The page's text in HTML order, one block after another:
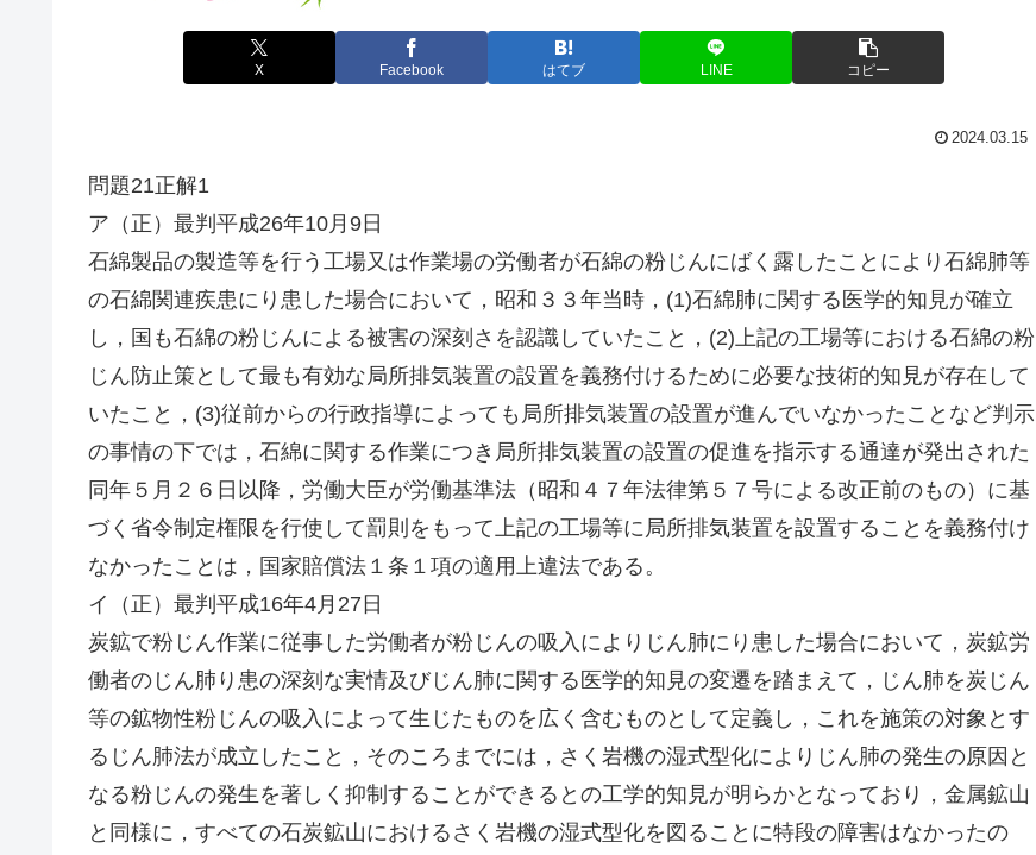
X Facebook はてブ LINE コピー
2024.03.15
問題21正解1
ア（正）最判平成26年10月9日
石綿製品の製造等を行う工場又は作業場の労働者が石綿の粉じんにばく露したことにより石綿肺等
の石綿関連疾患にり患した場合において，昭和３３年当時，(1)石綿肺に関する医学的知見が確立
し，国も石綿の粉じんによる被害の深刻さを認識していたこと，(2)上記の工場等における石綿の粉
じん防止策として最も有効な局所排気装置の設置を義務付けるために必要な技術的知見が存在して
いたこと，(3)従前からの行政指導によっても局所排気装置の設置が進んでいなかったことなど判示
の事情の下では，石綿に関する作業につき局所排気装置の設置の促進を指示する通達が発出された
同年５月２６日以降，労働大臣が労働基準法（昭和４７年法律第５７号による改正前のもの）に基
づく省令制定権限を行使して罰則をもって上記の工場等に局所排気装置を設置することを義務付け
なかったことは，国家賠償法１条１項の適用上違法である。
イ（正）最判平成16年4月27日
炭鉱で粉じん作業に従事した労働者が粉じんの吸入によりじん肺にり患した場合において，炭鉱労
働者のじん肺り患の深刻な実情及びじん肺に関する医学的知見の変遷を踏まえて，じん肺を炭じん
等の鉱物性粉じんの吸入によって生じたものを広く含むものとして定義し，これを施策の対象とす
るじん肺法が成立したこと，そのころまでには，さく岩機の湿式型化によりじん肺の発生の原因と
なる粉じんの発生を著しく抑制することができるとの工学的知見が明らかとなっており，金属鉱山
と同様に，すべての石炭鉱山におけるさく岩機の湿式型化を図ることに特段の障害はなかったの